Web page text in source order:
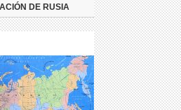
DE RUSIA